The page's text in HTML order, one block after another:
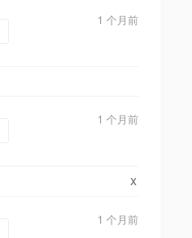
1 个月前
1 个月前
x
1 个月前